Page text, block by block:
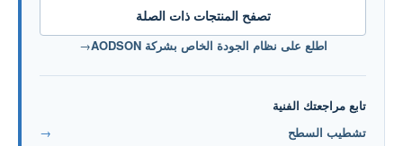
تصفح المنتجات ذات الصلة
اطلع على نظام الجودة الخاص بشركة AODSON →
تابع مراجعتك الفنية
تشطيب السطح
→